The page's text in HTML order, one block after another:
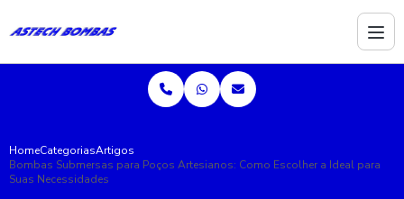
HomeCategoriasArtigos
Bombas Submersas para Poços Artesianos: Como Escolher a Ideal para
Suas Necessidades